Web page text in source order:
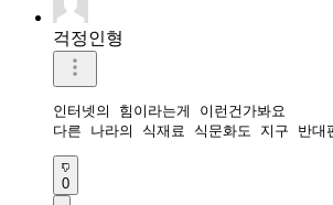
걱정인형
인터넷의 힘이라는게 이런건가봐요
다른 나라의 식재료 식문화도 지구 반대
0